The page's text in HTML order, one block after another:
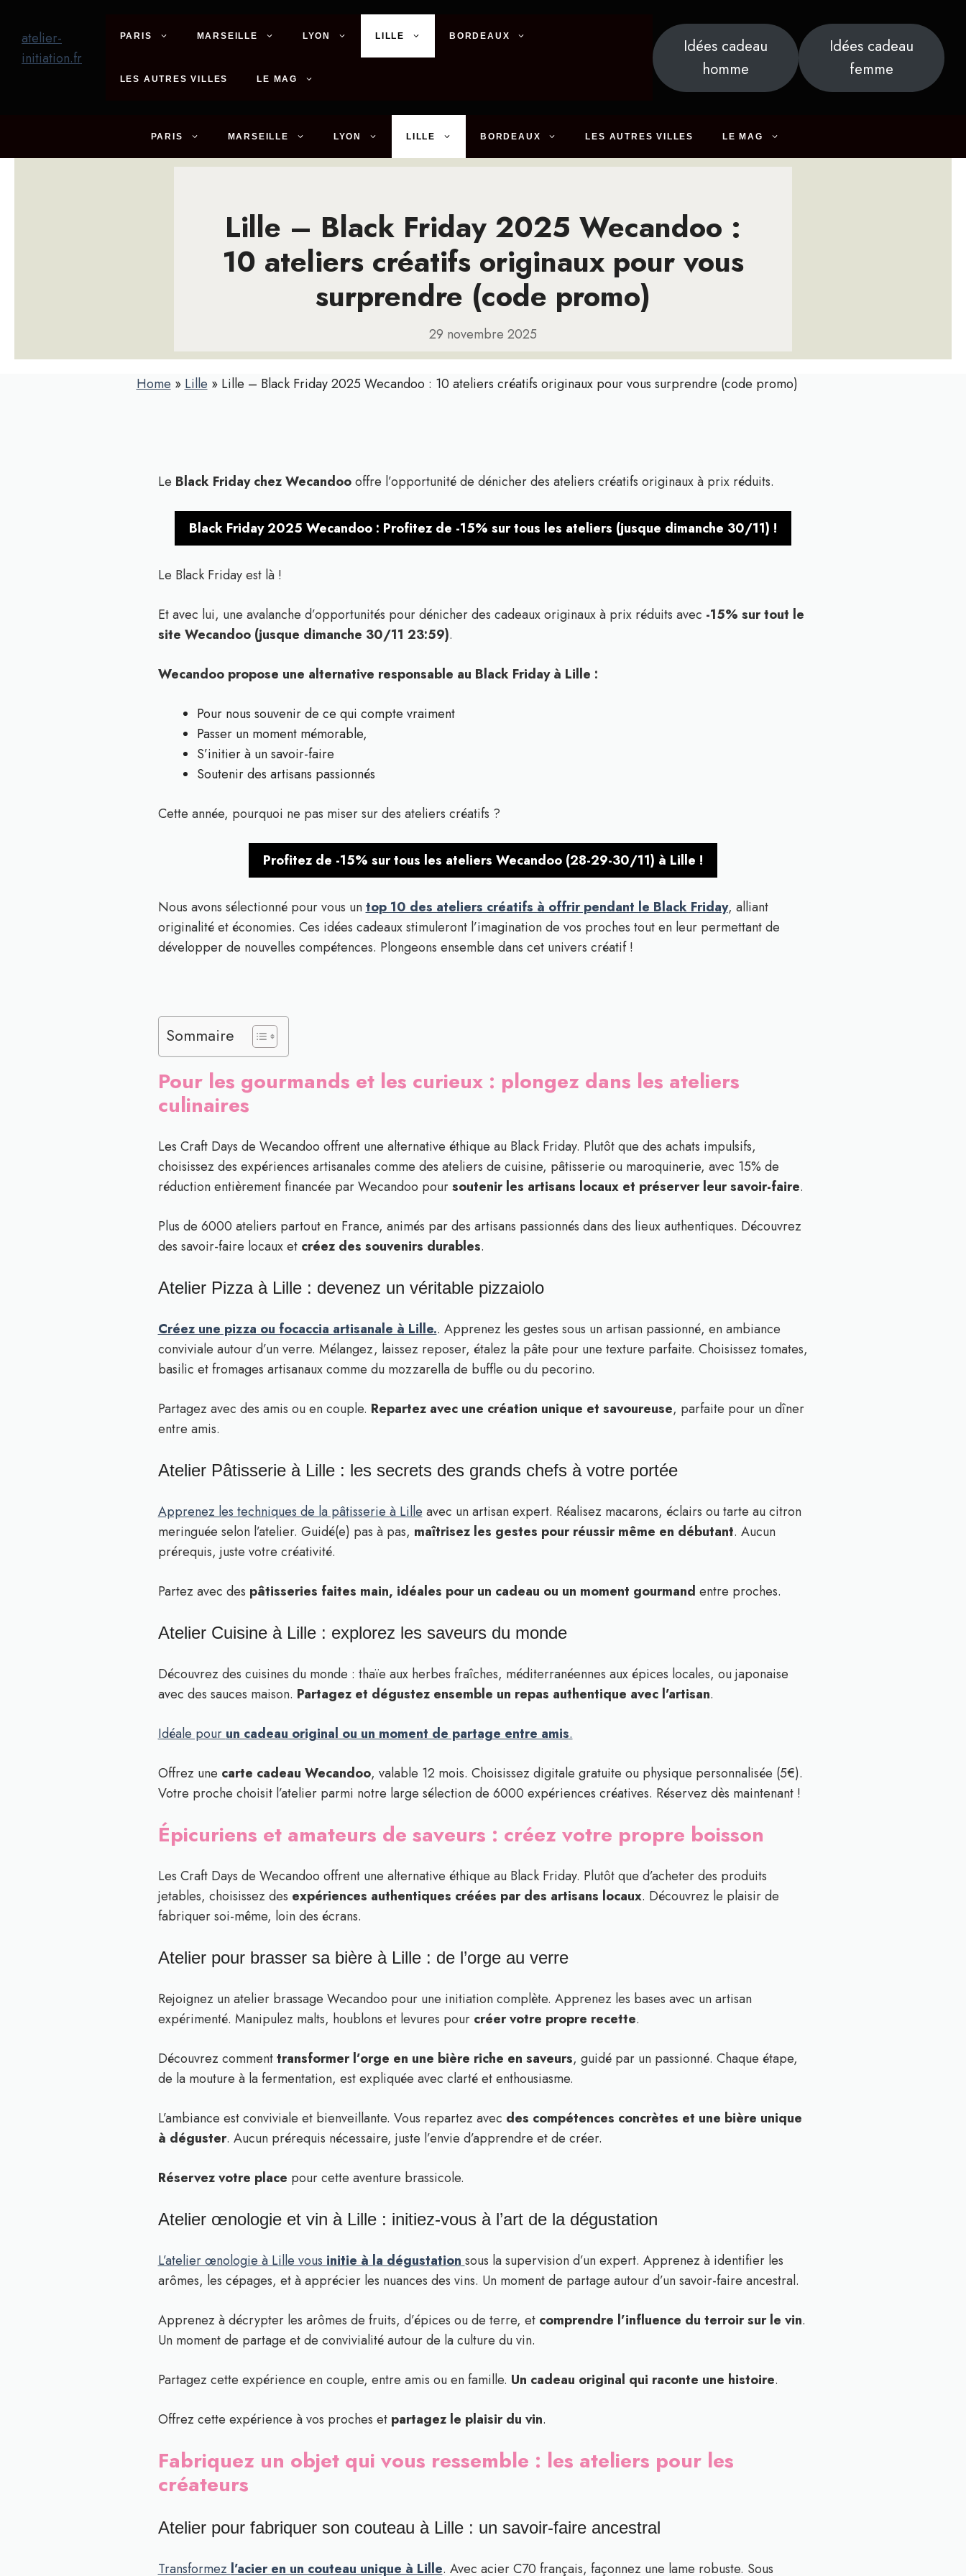
contenu
atelier-
initiation.fr
PARIS MARSEILLE LYON LILLE BORDEAUX
LES AUTRES VILLES LE MAG
Idées cadeau
homme
Idées cadeau
femme
PARIS MARSEILLE LYON LILLE BORDEAUX LES AUTRES VILLES LE MAG
Lille – Black Friday 2025 Wecandoo :
10 ateliers créatifs originaux pour vous
surprendre (code promo)
29 novembre 2025
Home » Lille » Lille – Black Friday 2025 Wecandoo : 10 ateliers créatifs originaux pour vous surprendre (code promo)
Le Black Friday chez Wecandoooffre l’opportunité de dénicher des ateliers créatifs originaux à prix réduits.
Black Friday 2025 Wecandoo : Profitez de -15% sur tous les ateliers (jusque dimanche 30/11) !
Le Black Friday est là !
Et avec lui, une avalanche d’opportunités pour dénicher des cadeaux originaux à prix réduits avec -15% sur tout le
site Wecandoo (jusque dimanche 30/11 23:59).
Wecandoo propose une alternative responsable au Black Friday à Lille :
Pour nous souvenir de ce qui compte vraiment
Passer un moment mémorable,
S’initier à un savoir-faire
Soutenir des artisans passionnés
Cette année, pourquoi ne pas miser sur des ateliers créatifs ?
Profitez de -15% sur tous les ateliers Wecandoo (28-29-30/11) à Lille !
Nous avons sélectionné pour vous untop 10 des ateliers créatifs à offrir pendant le Black Friday, alliant
originalité et économies. Ces idées cadeaux stimuleront l’imagination de vos proches tout en leur permettant de
développer de nouvelles compétences. Plongeons ensemble dans cet univers créatif !
Sommaire
Pour les gourmands et les curieux : plongez dans les ateliers
culinaires
Les Craft Days de Wecandoo offrent une alternative éthique au Black Friday. Plutôt que des achats impulsifs,
choisissez des expériences artisanales comme des ateliers de cuisine, pâtisserie ou maroquinerie, avec 15% de
réduction entièrement financée par Wecandoo poursoutenir les artisans locaux et préserver leur savoir-faire.
Plus de 6000 ateliers partout en France, animés par des artisans passionnés dans des lieux authentiques. Découvrez
des savoir-faire locaux et créez des souvenirs durables.
Atelier Pizza à Lille : devenez un véritable pizzaiolo
Créez une pizza ou focaccia artisanale à Lille.. Apprenez les gestes sous un artisan passionné, en ambiance
conviviale autour d’un verre. Mélangez, laissez reposer, étalez la pâte pour une texture parfaite. Choisissez tomates,
basilic et fromages artisanaux comme du mozzarella de buffle ou du pecorino.
Partagez avec des amis ou en couple. Repartez avec une création unique et savoureuse, parfaite pour un dîner
entre amis.
Atelier Pâtisserie à Lille : les secrets des grands chefs à votre portée
Apprenez les techniques de la pâtisserie à Lille avec un artisan expert. Réalisez macarons, éclairs ou tarte au citron
meringuée selon l’atelier. Guidé(e) pas à pas, maîtrisez les gestes pour réussir même en débutant. Aucun
prérequis, juste votre créativité.
Partez avec des pâtisseries faites main, idéales pour un cadeau ou un moment gourmand entre proches.
Atelier Cuisine à Lille : explorez les saveurs du monde
Découvrez des cuisines du monde : thaïe aux herbes fraîches, méditerranéennes aux épices locales, ou japonaise
avec des sauces maison. Partagez et dégustez ensemble un repas authentique avec l’artisan.
Idéale pour un cadeau original ou un moment de partage entre amis.
Offrez une carte cadeau Wecandoo, valable 12 mois. Choisissez digitale gratuite ou physique personnalisée (5€).
Votre proche choisit l’atelier parmi notre large sélection de 6000 expériences créatives. Réservez dès maintenant !
Épicuriens et amateurs de saveurs : créez votre propre boisson
Les Craft Days de Wecandoo offrent une alternative éthique au Black Friday. Plutôt que d’acheter des produits
jetables, choisissez des expériences authentiques créées par des artisans locaux. Découvrez le plaisir de
fabriquer soi-même, loin des écrans.
Atelier pour brasser sa bière à Lille : de l’orge au verre
Rejoignez un atelier brassage Wecandoo pour une initiation complète. Apprenez les bases avec un artisan
expérimenté. Manipulez malts, houblons et levures pour créer votre propre recette.
Découvrez commenttransformer l’orge en une bière riche en saveurs, guidé par un passionné. Chaque étape,
de la mouture à la fermentation, est expliquée avec clarté et enthousiasme.
L’ambiance est conviviale et bienveillante. Vous repartez avec des compétences concrètes et une bière unique
à déguster. Aucun prérequis nécessaire, juste l’envie d’apprendre et de créer.
Réservez votre place pour cette aventure brassicole.
Atelier œnologie et vin à Lille : initiez-vous à l’art de la dégustation
L’atelier œnologie à Lille vous initie à la dégustation sous la supervision d’un expert. Apprenez à identifier les
arômes, les cépages, et à apprécier les nuances des vins. Un moment de partage autour d’un savoir-faire ancestral.
Apprenez à décrypter les arômes de fruits, d’épices ou de terre, et comprendre l’influence du terroir sur le vin.
Un moment de partage et de convivialité autour de la culture du vin.
Partagez cette expérience en couple, entre amis ou en famille. Un cadeau original qui raconte une histoire.
Offrez cette expérience à vos proches et partagez le plaisir du vin.
Fabriquez un objet qui vous ressemble : les ateliers pour les
créateurs
Atelier pour fabriquer son couteau à Lille : un savoir-faire ancestral
Transformez l’acier en un couteau unique à Lille. Avec acier C70 français, façonnez une lame robuste. Sous